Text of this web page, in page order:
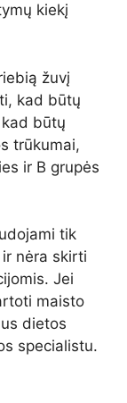
kiekį
žuvį
kad būtų
būtų
trūkumai,
ir B grupės
tik
nėra skirti
Jei
maisto
dietos
specialistu.